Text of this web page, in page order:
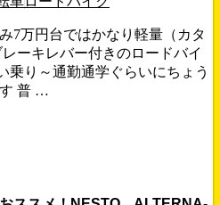
円台ではかなり軽量（カタ
ーキレバー付きのロードバイ
り～通勤通学ぐらいにちょう
普 …